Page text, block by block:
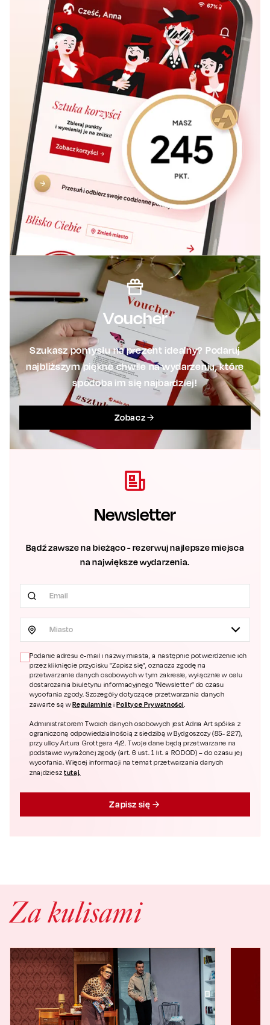
Voucher
Szukasz pomysłu na prezent idealny? Podaruj
najbliższym piękne chwile na wydarzeniu, które
spodoba im się najbardziej!
Zobacz
Newsletter
Bądź zawsze na bieżąco - rezerwuj najlepsze miejsca
na największe wydarzenia.
Miasto
Podanie adresu e-mail i nazwy miasta, a następnie potwierdzenie ich
przez kliknięcie przycisku "Zapisz się", oznacza zgodę na
przetwarzanie danych osobowych w tym zakresie, wyłącznie w celu
dostarczania biuletynu informacyjnego "Newsletter" do czasu
wycofania zgody. Szczegóły dotyczące przetwarzania danych
zawarte są wRegulaminie iPolityce Prywatności.
Administratorem Twoich danych osobowych jest Adria Art spółka z
ograniczoną odpowiedzialnością z siedzibą w Bydgoszczy (85- 227),
przy ulicy Artura Grottgera 4/2. Twoje dane będą przetwarzane na
podstawie wyrażonej zgody (art. 6 ust. 1 lit. a RODOD) – do czasu jej
wycofania. Więcej informacji na temat przetwarzania danych
znajdziesztutaj.
Zapisz się
Za kulisami